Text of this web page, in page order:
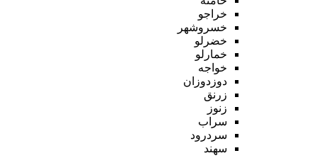
خراجو
خسروشهر
خضرلو
خمارلو
خواجه
دوزدوزان
زرنق
زنوز
سراب
سردرود
سهند